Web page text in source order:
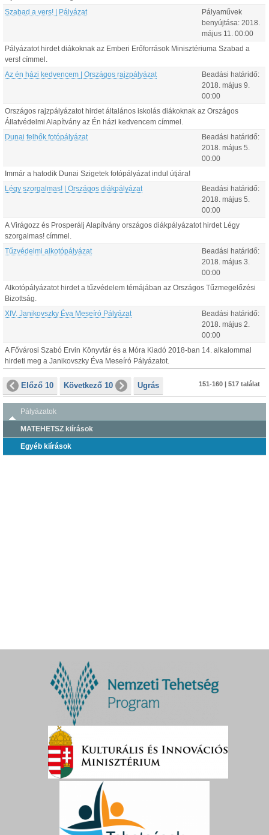
Szabad a vers! | Pályázat
Pályaművek
benyújtása: 2018.
május 11 00:00
Pályázatot hirdet diákoknak az Emberi Erőforrások Minisztériuma Szabad a
vers! címmel.
Az én házi kedvencem | Országos rajzpályázat
Beadási határidő:
2018. május 9
00:00
Országos rajzpályázatot hirdet általános iskolás diákoknak az Országos
Állatvédelmi Alapítvány az Én házi kedvencem címmel.
Dunai felhők fotópályázat
Beadási határidő:
2018. május 5
00:00
Immár a hatodik Dunai Szigetek fotópályázat indul útjára!
Légy szorgalmas! | Országos diákpályázat
Beadási határidő:
2018. május 5
00:00
A Virágozz és Prosperálj Alapítvány országos diákpályázatot hirdet Légy
szorgalmas! címmel.
Tűzvédelmi alkotópályázat
Beadási határidő:
2018. május 3
00:00
Alkotópályázatot hirdet a tűzvédelem témájában az Országos Tűzmegelőzési
Bizottság.
XIV. Janikovszky Éva Meseíró Pályázat
Beadási határidő:
2018. május 2
00:00
A Fővárosi Szabó Ervin Könyvtár és a Móra Kiadó 2018-ban 14. alkalommal
hirdeti meg a Janikovszky Éva Meseíró Pályázatot.
Előző 10 Következő 10 Ugrás 151-160 | 517 találat
Pályázatok
MATEHETSZ kiírások
Egyéb kiírások